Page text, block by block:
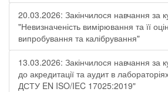
20.03.2026: Закінчилося навчання за
"Невизначеність вимірювання та її
випробування та калібрування"
13.03.2026: Закінчилося навчання за
до акредитації та аудит в
ДСТУ EN ISO/IEC 17025:2019"